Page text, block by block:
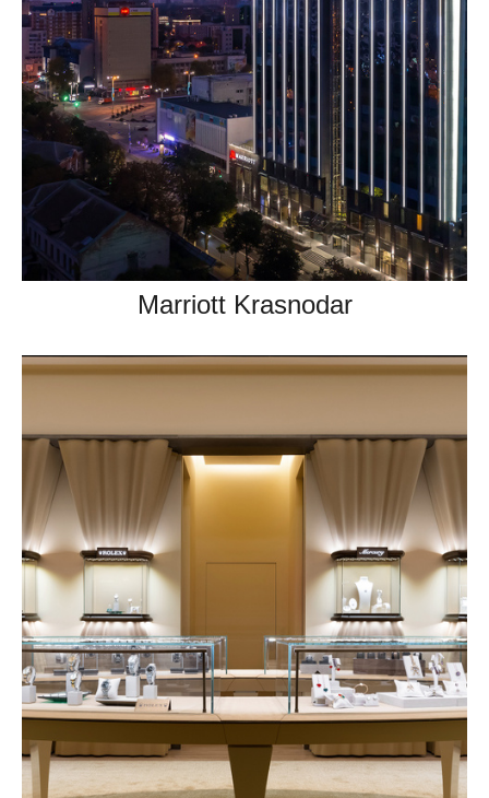
Marriott Krasnodar